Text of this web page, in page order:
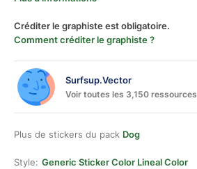
Créditer le graphiste est obligatoire.
Comment créditer le graphiste ?
Surfsup.Vector
Voir toutes les 3,150 ressources
Plus de stickers du pack Dog
Style: Generic Sticker Color Lineal Color